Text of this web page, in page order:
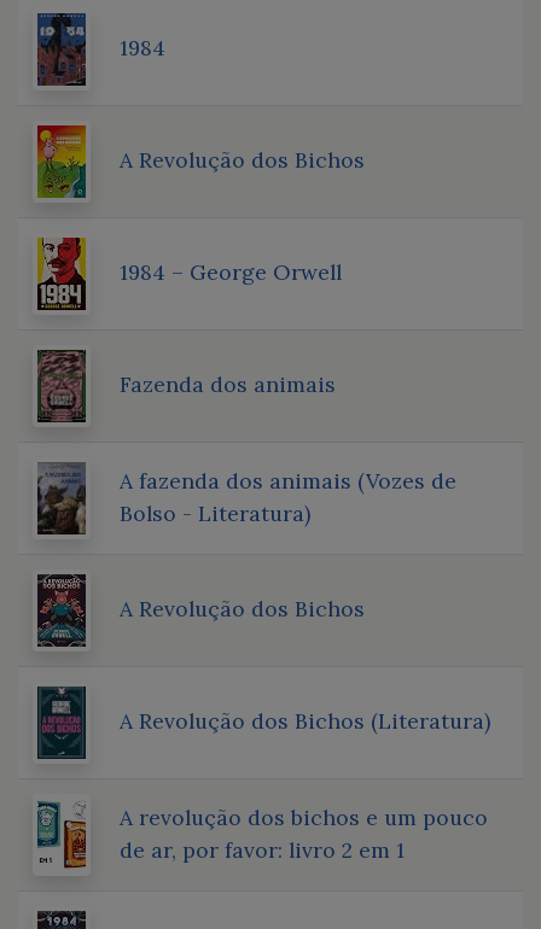
1984
A Revolução dos Bichos
1984 – George Orwell
Fazenda dos animais
A fazenda dos animais (Vozes de
Bolso - Literatura)
A Revolução dos Bichos
A Revolução dos Bichos (Literatura)
A revolução dos bichos e um pouco
de ar, por favor: livro 2 em 1